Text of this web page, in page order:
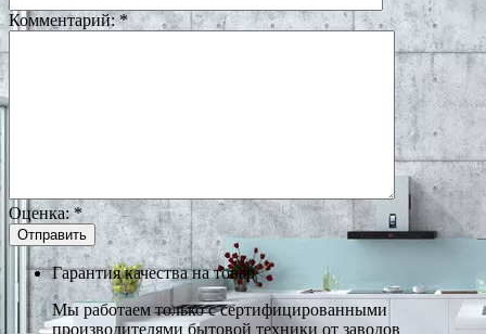
Комментарий:*
Оценка:*
Гарантия качества на товар
Мы работаем только с сертифицированными
производителями бытовой техники от заводов